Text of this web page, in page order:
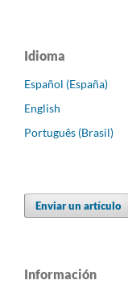
Idioma
Español (España)
English
Português (Brasil)
Enviar un artículo
Información